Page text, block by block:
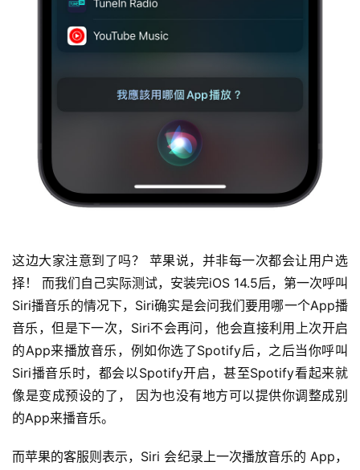
这边大家注意到了吗？ 苹果说，并非每一次都会让用户选
择！ 而我们自己实际测试，安装完iOS 14.5后，第一次呼叫
Siri播音乐的情况下，Siri确实是会问我们要用哪一个App播
音乐，但是下一次，Siri不会再问，他会直接利用上次开启
的App来播放音乐，例如你选了Spotify后，之后当你呼叫
Siri播音乐时，都会以Spotify开启，甚至Spotify看起来就
像是变成预设的了， 因为也没有地方可以提供你调整成别
的App来播音乐。
而苹果的客服则表示，Siri 会纪录上一次播放音乐的 App，